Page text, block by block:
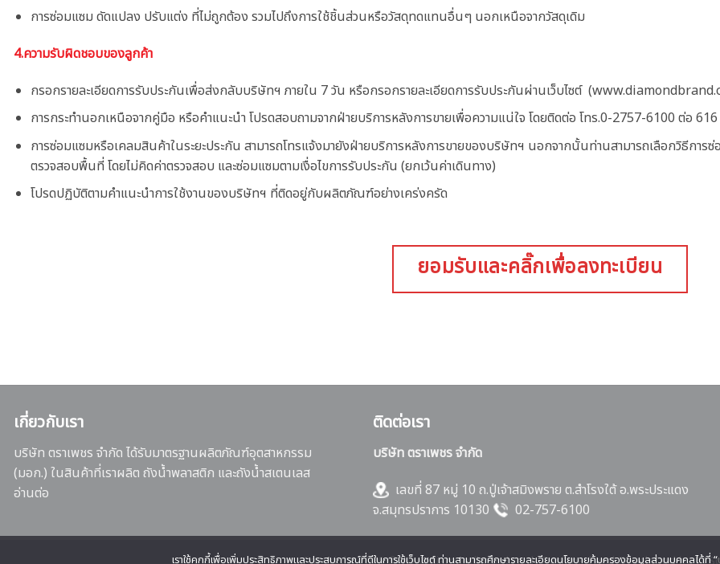
การซ่อมแซม ดัดแปลง ปรับแต่ง ที่ไม่ถูกต้อง รวมไปถึงการใช้ชิ้นส่วนหรือวัสดุทดแทนอื่นๆ นอกเหนือจากวัสดุเดิม
4.ความรับผิดชอบของลูกค้า
กรอกรายละเอียดการรับประกันเพื่อส่งกลับบริษัทฯ ภายใน 7วัน หรือกรอกรายละเอียดการรับประกันผ่านเว็บไซต์ (
การกระทำนอกเหนือจากคู่มือ หรือคำแนะนำ โปรดสอบถามจากฝ่ายบริการหลังการขายเพื่อความแน่ใจ โดยติดต่อ โทร.0-2757-6100 ต่อ
การซ่อมแซมหรือเคลมสินค้าในระยะประกัน สามารถโทรแจ้งมายังฝ่ายบริการหลังการขายของบริษัทฯ นอกจากนั้นท่านสามารถเลือกวิธีการซ่
ตรวจสอบพื้นที่ โดยไม่คิดค่าตรวจสอบ และซ่อมแซมตามเงื่อไขการรับประกัน (ยกเว้นค่าเดินทาง)
โปรดปฏิบัติตามคำแนะนำการใช้งานของบริษัทฯ ที่ติดอยู่กับผลิตภัณฑ์อย่างเคร่งครัด
ยอมรับและคลิ๊กเพื่อลงทะเบียน
เกี่ยวกับเรา
บริษัท ตราเพชร จำกัด ได้รับมาตรฐานผลิตภัณฑ์อุตสาหกรรม
(มอก.) ในสินค้าที่เราผลิต ถังน้ำพลาสติก และถังน้ำสเตนเลส
อ่านต่อ
ติดต่อเรา
บริษัท ตราเพชร จำกัด
เลขที่ 87 หมู่ 10 ถ.ปู่เจ้าสมิงพราย ต.สำโรงใต้ อ.พระประแดง
จ.สมุทรปราการ 10130
02-757-6100
เราใช้คุกกี้เพื่อเพิ่มประสิทธิภาพและประสบการณ์ที่ดีในการใช้เว็บไซต์ ท่านสามารถศึกษารายละเอียดนโยบายคุ้มครองข้อมูลส่วนบุคคลได้ที่ “